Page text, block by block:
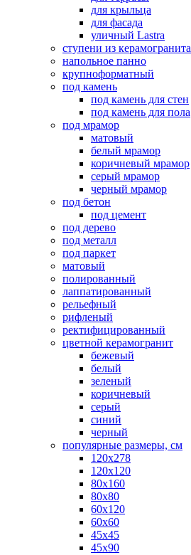
для крыльца
для фасада
уличный Lastra
ступени из керамогранита
напольное панно
крупноформатный
под камень
под камень для стен
под камень для пола
под мрамор
матовый
белый мрамор
коричневый мрамор
серый мрамор
черный мрамор
под бетон
под цемент
под дерево
под металл
под паркет
матовый
полированный
лаппатированный
рельефный
рифленый
ректифицированный
цветной керамогранит
бежевый
белый
зеленый
коричневый
серый
синий
черный
популярные размеры, см
120х278
120х120
80х160
80х80
60х120
60х60
45х45
45х90